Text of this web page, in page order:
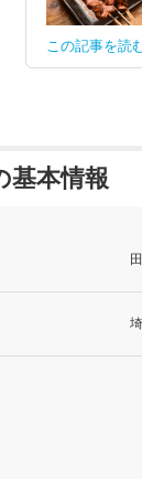
この記事を読
基本情報